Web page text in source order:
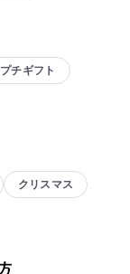
プチギフト
クリスマス